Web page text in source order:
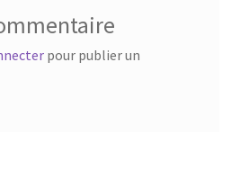
pour publier un